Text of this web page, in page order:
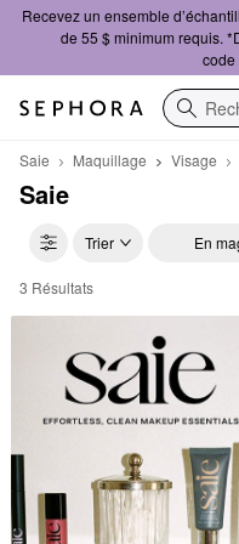
Recevez un ensemble
de 55 $ minimum requis.
code
Saie Maquillage Visage
Saie
Trier En
Saie Illuminateur
3 Résultats